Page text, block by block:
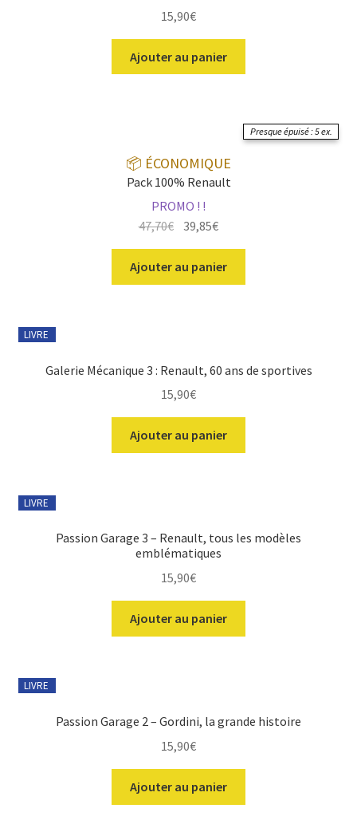
15,90€
Ajouter au panier
Presque épuisé : 5 ex.
📦 ÉCONOMIQUE
Pack 100% Renault
PROMO ! !
47,70€ Le
prix
initial
était :
39,85€Le
prix
actuel
est :
Ajouter au panier
LIVRE
Galerie Mécanique 3 : Renault, 60 ans de sportives
15,90€
Ajouter au panier
LIVRE
Passion Garage 3 – Renault, tous les modèles
emblématiques
15,90€
Ajouter au panier
LIVRE
Passion Garage 2 – Gordini, la grande histoire
15,90€
Ajouter au panier